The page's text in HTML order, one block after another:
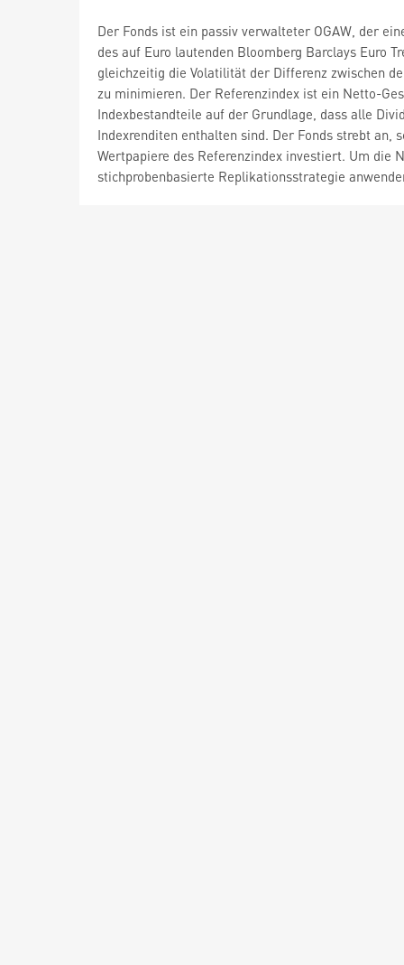
Der Fonds ist ein passiv verwalteter OGAW, der
des auf Euro lautenden Bloomberg Barclays Euro
gleichzeitig die Volatilität der Differenz zwischen
zu minimieren. Der Referenzindex ist ein Netto-
Indexbestandteile auf der Grundlage, dass alle
Indexrenditen enthalten sind. Der Fonds strebt
Wertpapiere des Referenzindex investiert. Um die
stichprobenbasierte Replikationsstrategie